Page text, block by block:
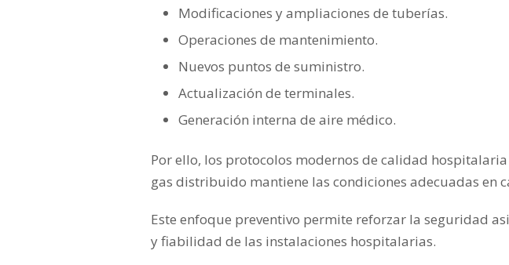
Modificaciones y ampliaciones de tuberías.
Operaciones de mantenimiento.
Nuevos puntos de suministro.
Actualización de terminales.
Generación interna de aire médico.
Por ello, los protocolos modernos de calidad
gas distribuido mantiene las condiciones adecuadas en
Este enfoque preventivo permite reforzar la seguridad
y fiabilidad de las instalaciones hospitalarias.